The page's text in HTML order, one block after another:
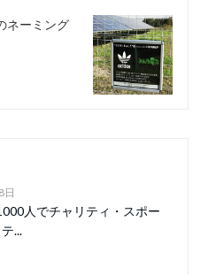
ネーミング
日
人でチャリティ・スポー
...